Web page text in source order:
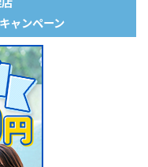
ャンペーン